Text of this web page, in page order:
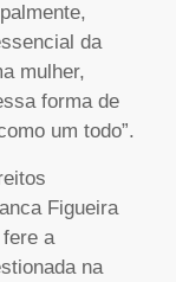
da
mulher,
forma de
um todo”.
Figueira
a
na